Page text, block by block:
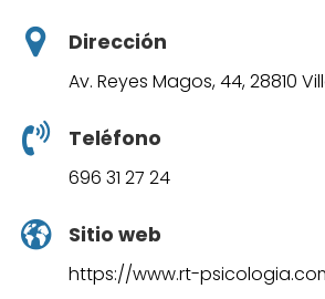
Dirección
Av. Reyes Magos, 44, 28810
Teléfono
696 31 27 24
Sitio web
https://www.rt-